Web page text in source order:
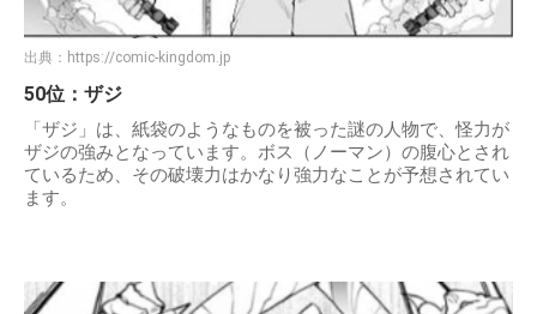
出典： https://comic-kingdom.jp
50位：ザジ
「ザジ」は、紙袋のようなものを被った謎の人物で、怪力が
ザジの強みとなっています。ボス（ノーマン）の腹心とされ
ているため、その破壊力はかなり強力なことが予想されてい
ます。